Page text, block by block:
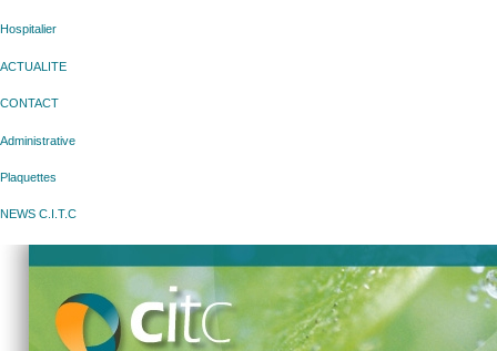
Hospitalier
ACTUALITE
CONTACT
Administrative
Plaquettes
NEWS C.I.T.C